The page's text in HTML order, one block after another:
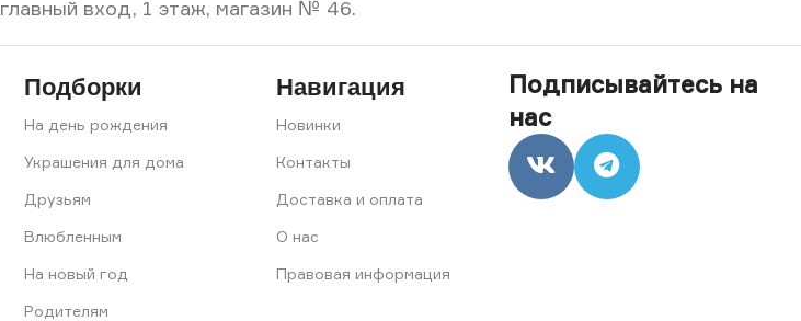
главный вход, 1 этаж, магазин № 46.
Подборки
На день рождения
Украшения для дома
Друзьям
Влюбленным
На новый год
Родителям
Навигация
Новинки
Контакты
Доставка и оплата
О нас
Правовая информация
Подписывайтесь на
нас